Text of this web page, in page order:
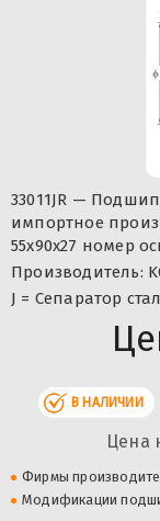
33011JR —
импортное
55x90x27 номер
Производитель:
J = Сепаратор
В НАЛИЧИИ
Цена
Фирмы
Модификации